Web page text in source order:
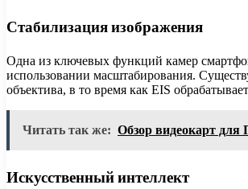
Стабилизация изображения
Одна из ключевых функций камер
использовании масштабирования.
объектива, в то время как EIS
Читать так же: Обзор видеокарт для
Искусственный интеллект